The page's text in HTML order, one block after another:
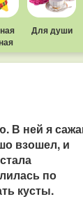
Для души
В ней я
взошел, и
по
кусты.